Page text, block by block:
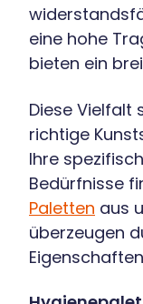
eine hohe
bieten ein
Diese Vielfalt
richtige
Ihre
Bedürfnisse
Paletten aus
überzeugen